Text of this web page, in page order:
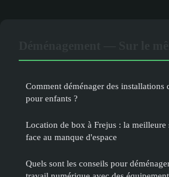
Comment déménager des installations
pour enfants ?
Location de box à Frejus : la
face au manque d'espace
Quels sont les conseils pour